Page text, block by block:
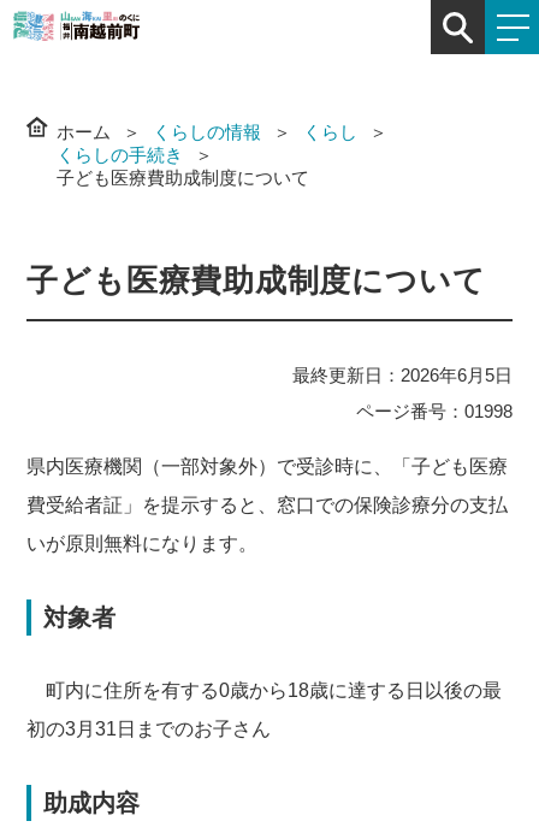
ホーム くらしの情報
くらし
くらしの手続き
子ども医療費助成制度について
子ども医療費助成制度について
最終更新日：2026年6月5日
ページ番号：01998
県内医療機関（一部対象外）で受診時に、「子ども医療
費受給者証」を提示すると、窓口での保険診療分の支払
いが原則無料になります。
対象者
町内に住所を有する0歳から18歳に達する日以後の最
初の3月31日までのお子さん
助成内容